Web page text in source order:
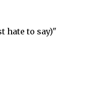
hate to say)"